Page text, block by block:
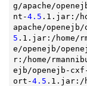
g/apache/
nt-4.5 .1.jar:/
apache/
5 .1.jar:/home/
e/openejb/
r:/home/
ejb/openejb-
ort-4.5 .1.jar:/